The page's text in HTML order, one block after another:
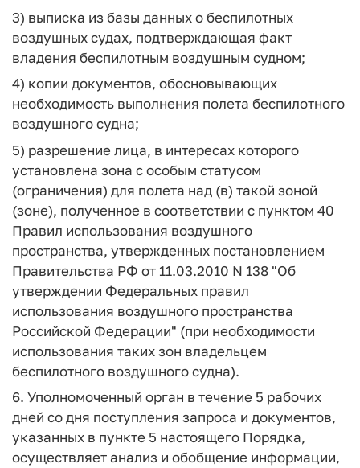
3) выписка из базы данных о беспилотных
воздушных судах, подтверждающая факт
владения беспилотным воздушным судном;
4) копии документов, обосновывающих
необходимость выполнения полета беспилотного
воздушного судна;
5) разрешение лица, в интересах которого
установлена зона с особым статусом
(ограничения) для полета над (в) такой зоной
(зоне), полученное в соответствии с пунктом 40
Правил использования воздушного
пространства, утвержденных постановлением
Правительства РФ от 11.03.2010 N 138 "Об
утверждении Федеральных правил
использования воздушного пространства
Российской Федерации" (при необходимости
использования таких зон владельцем
беспилотного воздушного судна).
6. Уполномоченный орган в течение 5 рабочих
дней со дня поступления запроса и документов,
указанных в пункте 5 настоящего Порядка,
осуществляет анализ и обобщение информации,